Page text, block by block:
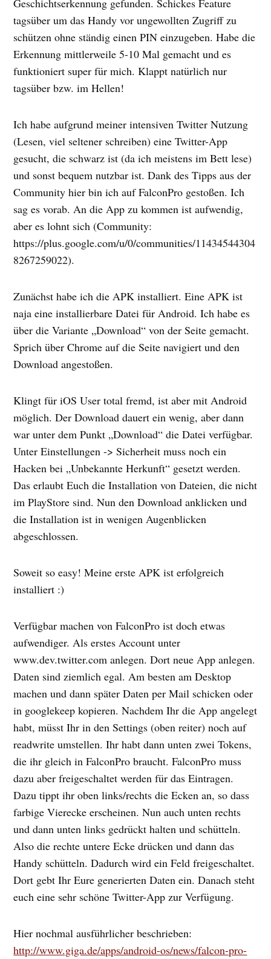
Geschichtserkennung gefunden. Schickes Feature
tagsüber um das Handy vor ungewollten Zugriff zu
schützen ohne ständig einen PIN einzugeben. Habe die
Erkennung mittlerweile 5-10 Mal gemacht und es
funktioniert super für mich. Klappt natürlich nur
tagsüber bzw. im Hellen!
Ich habe aufgrund meiner intensiven Twitter Nutzung
(Lesen, viel seltener schreiben) eine Twitter-App
gesucht, die schwarz ist (da ich meistens im Bett lese)
und sonst bequem nutzbar ist. Dank des Tipps aus der
Community hier bin ich auf FalconPro gestoßen. Ich
sag es vorab. An die App zu kommen ist aufwendig,
aber es lohnt sich (Community:
https://plus.google.com/u/0/communities/11434544304
8267259022).
Zunächst habe ich die APK installiert. Eine APK ist
naja eine installierbare Datei für Android. Ich habe es
über die Variante „Download“ von der Seite gemacht.
Sprich über Chrome auf die Seite navigiert und den
Download angestoßen.
Klingt für iOS User total fremd, ist aber mit Android
möglich. Der Download dauert ein wenig, aber dann
war unter dem Punkt „Download“ die Datei verfügbar.
Unter Einstellungen -> Sicherheit muss noch ein
Hacken bei „Unbekannte Herkunft“ gesetzt werden.
Das erlaubt Euch die Installation von Dateien, die nicht
im PlayStore sind. Nun den Download anklicken und
die Installation ist in wenigen Augenblicken
abgeschlossen.
Soweit so easy! Meine erste APK ist erfolgreich
installiert :)
Verfügbar machen von FalconPro ist doch etwas
aufwendiger. Als erstes Account unter
www.dev.twitter.com anlegen. Dort neue App anlegen.
Daten sind ziemlich egal. Am besten am Desktop
machen und dann später Daten per Mail schicken oder
in googlekeep kopieren. Nachdem Ihr die App angelegt
habt, müsst Ihr in den Settings (oben reiter) noch auf
readwrite umstellen. Ihr habt dann unten zwei Tokens,
die ihr gleich in FalconPro braucht. FalconPro muss
dazu aber freigeschaltet werden für das Eintragen.
Dazu tippt ihr oben links/rechts die Ecken an, so dass
farbige Vierecke erscheinen. Nun auch unten rechts
und dann unten links gedrückt halten und schütteln.
Also die rechte untere Ecke drücken und dann das
Handy schütteln. Dadurch wird ein Feld freigeschaltet.
Dort gebt Ihr Eure generierten Daten ein. Danach steht
euch eine sehr schöne Twitter-App zur Verfügung.
Hier nochmal ausführlicher beschrieben:
http://www.giga.de/apps/android-os/news/falcon-pro-